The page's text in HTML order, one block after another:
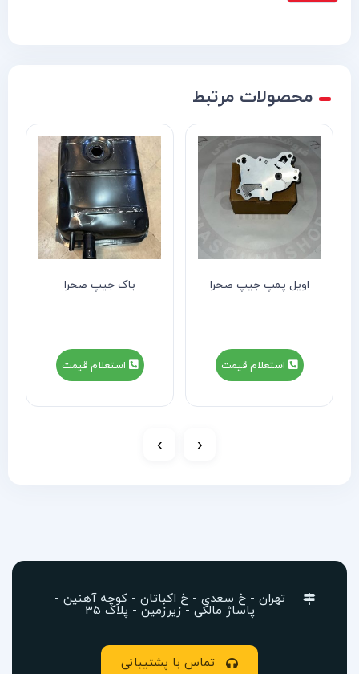
محصولات مرتبط
اویل پمپ جیپ صحرا
استعلام قیمت
باک جیپ صحرا
استعلام قیمت
‹
›
تهران - خ سعدی - خ اکباتان - کوچه آهنین -
پاساژ مالکی - زیرزمین - پلاک 35
تماس با پشتیبانی